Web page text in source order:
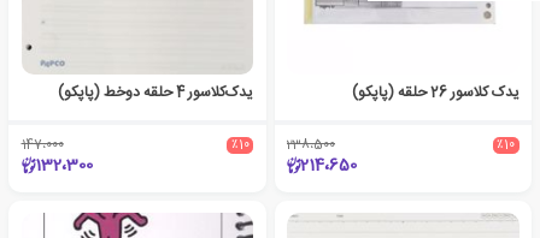
یدک کلاسور 26 حلقه (پاپکو)
٪10 238،500
214،650
یدک‌کلاسور 4 حلقه دوخط (پاپکو)
٪10 147،000
132،300